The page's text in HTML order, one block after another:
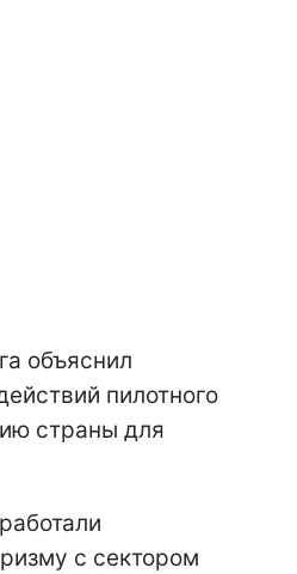
объяснил
пилотного
страны для
с сектором